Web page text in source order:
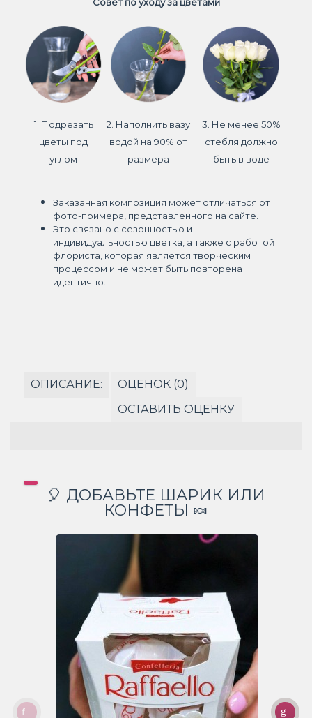
Совет по уходу за цветами
1. Подрезать
цветы под
углом
2. Наполнить вазу
водой на 90% от
размера
3. Не менее 50%
стебля должно
быть в воде
Заказанная композиция может отличаться от
фото-примера, представленного на сайте.
Это связано с сезонностью и
индивидуальностью цветка, а также с работой
флориста, которая является творческим
процессом и не может быть повторена
идентично.
ОПИСАНИЕ:
ОЦЕНОК (0)
ОСТАВИТЬ ОЦЕНКУ
🎈 ДОБАВЬТЕ ШАРИК ИЛИ
КОНФЕТЫ 🍬